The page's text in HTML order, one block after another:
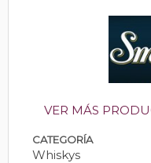
VER MÁS
CATEGORÍA
Whiskys